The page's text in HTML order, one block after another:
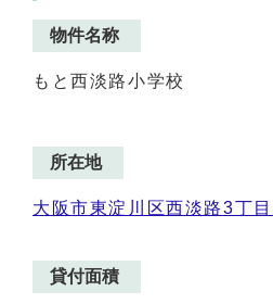
物件名称
もと西淡路小学校
所在地
大阪市東淀川区西淡路3丁
貸付面積